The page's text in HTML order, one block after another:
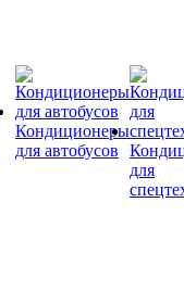
Кондиционеры
для автобусов
для